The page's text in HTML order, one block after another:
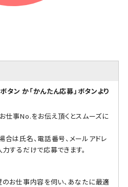
タン か「かんたん応募」ボタンより
仕事No.をお伝え頂くとスムーズに
合は氏名、電話番号、メールアドレ
するだけで応募できます。
のお仕事内容を伺い、あなたに最適